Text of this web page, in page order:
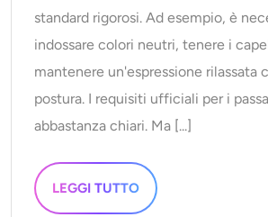
standard rigorosi. Ad esempio, è
indossare colori neutri, tenere i
mantenere un'espressione rilassata
postura. I requisiti ufficiali per i
abbastanza chiari. Ma [...]
LEGGI TUTTO